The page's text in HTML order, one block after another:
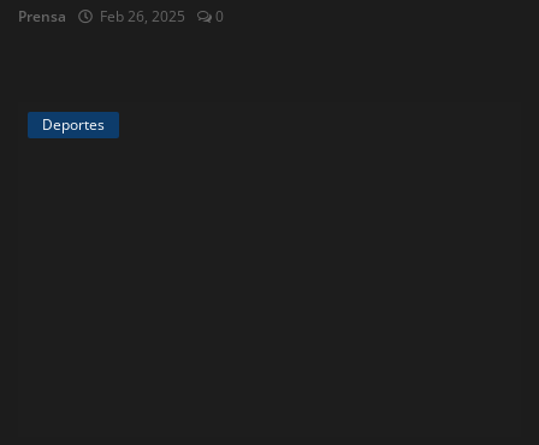
Prensa Feb 26, 2025 0
Deportes